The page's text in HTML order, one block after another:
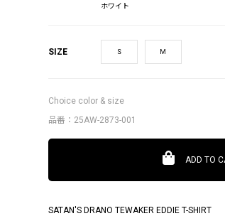
ホワイト
SIZE S M
Choice color & size
品番：25AW-2873-001
ADD TO
SATAN'S DRANO TEWAKER EDDIE T-SHIRT